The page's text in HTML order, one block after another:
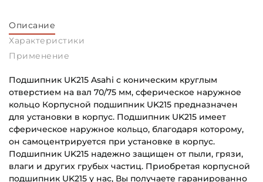
Описание
Характеристики
Применение
Подшипник UK215 Asahi с коническим круглым
отверстием на вал 70/75 мм, сферическое наружное
кольцо Корпусной подшипник UK215 предназначен
для установки в корпус. Подшипник UK215 имеет
сферическое наружное кольцо, благодаря которому,
он самоцентрируется при установке в корпус.
Подшипник UK215 надежно защищен от пыли, грязи,
влаги и других грубых частиц. Приобретая корпусной
подшипник UK215 у нас, Вы получаете гаранированно